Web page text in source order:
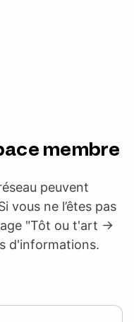
membre
peuvent
vous ne l’êtes pas
"Tôt ou t'art ->
d'informations.